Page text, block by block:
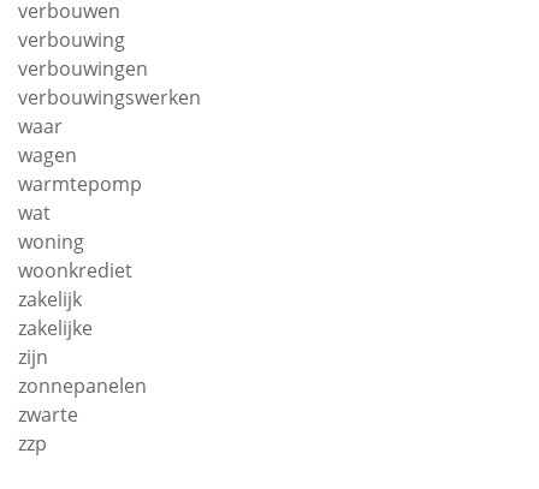
verbouwen
verbouwing
verbouwingen
verbouwingswerken
waar
wagen
warmtepomp
wat
woning
woonkrediet
zakelijk
zakelijke
zijn
zonnepanelen
zwarte
zzp